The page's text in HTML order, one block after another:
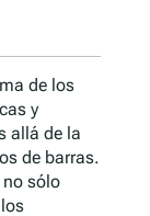
de los
y
allá de la
de barras.
no sólo